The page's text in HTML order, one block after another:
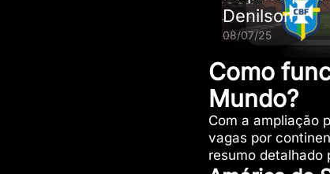
Denilson
08/07/25
Como
Mundo?
Com a ampliação
vagas por
resumo detalhado